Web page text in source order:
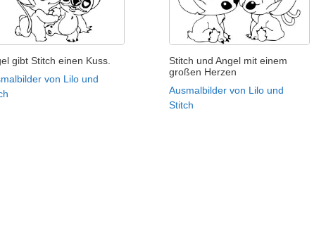
gibt Stitch einen Kuss.
von Lilo und
Stitch und Angel mit einem
großen Herzen
Ausmalbilder von Lilo und
Stitch